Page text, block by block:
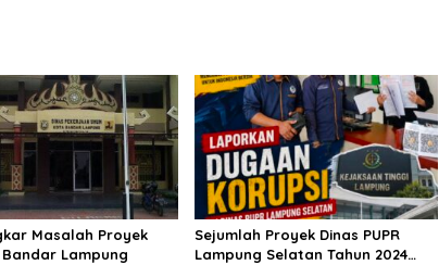
Masalah Proyek
Bandar Lampung
Sejumlah Proyek Dinas PUPR
Lampung Selatan Tahun 2024